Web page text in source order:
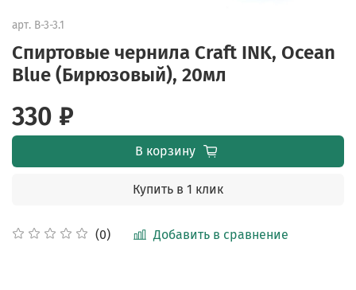
арт. B-3-3.1
Спиртовые чернила Craft INK, Ocean
Blue (Бирюзовый), 20мл
(0) Добавить в сравнение
330 ₽
В корзину
Купить в 1 клик